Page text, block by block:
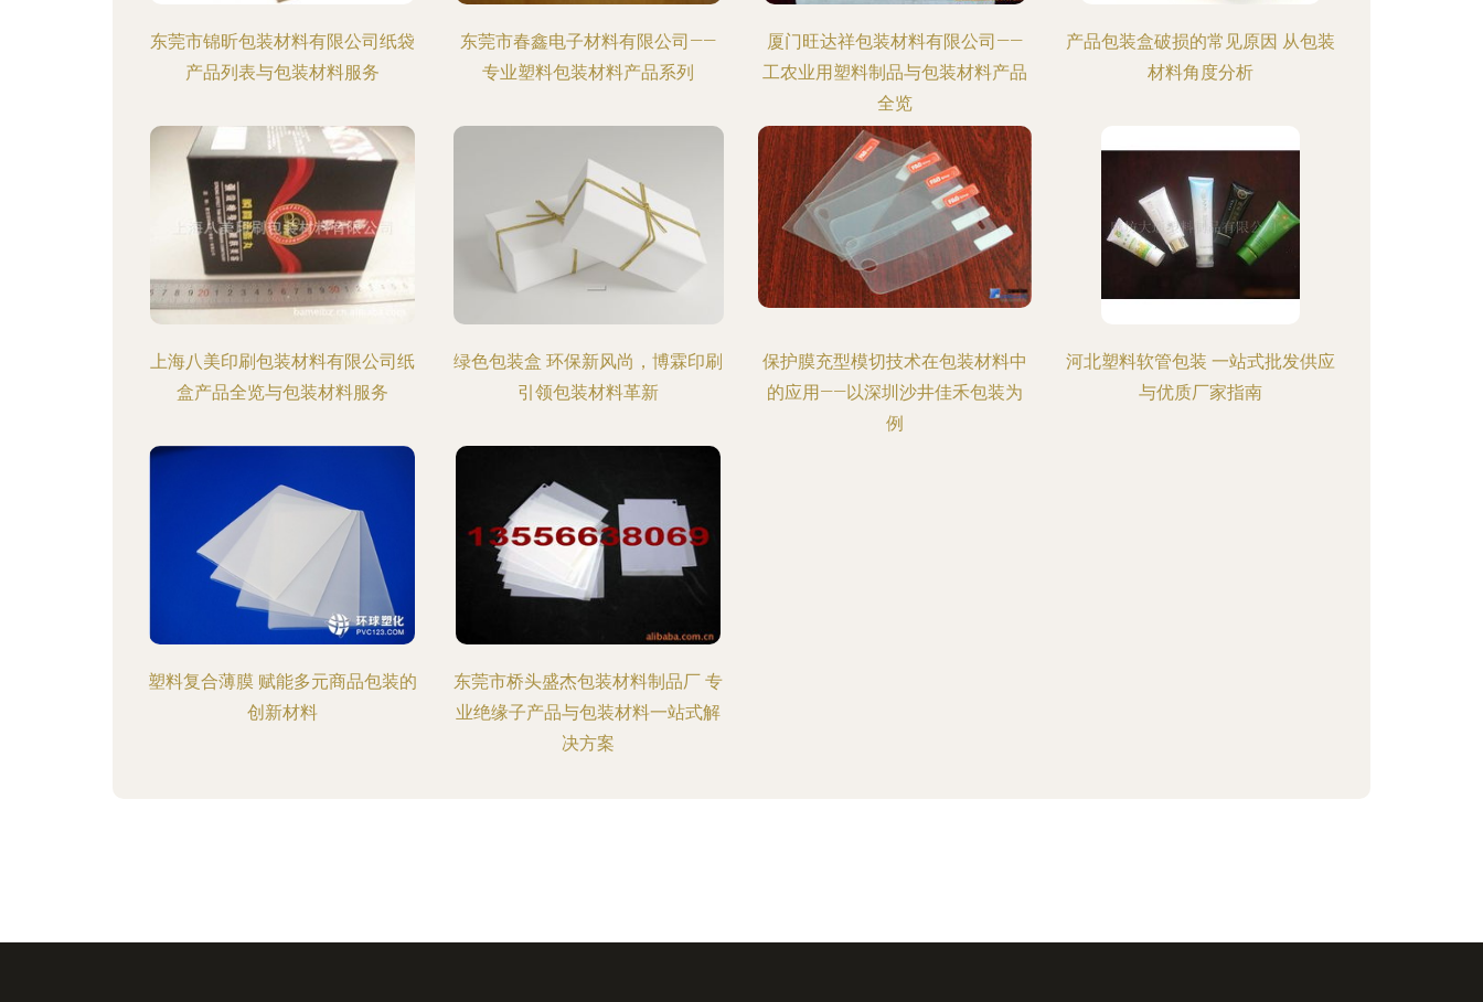
东莞市锦昕包装材料有限公司纸袋
产品列表与包装材料服务
东莞市春鑫电子材料有限公司——
专业塑料包装材料产品系列
厦门旺达祥包装材料有限公司——
工农业用塑料制品与包装材料产品
全览
产品包装盒破损的常见原因 从包装
材料角度分析
上海八美印刷包装材料有限公司纸
盒产品全览与包装材料服务
绿色包装盒 环保新风尚，博霖印刷
引领包装材料革新
保护膜充型模切技术在包装材料中
的应用——以深圳沙井佳禾包装为
例
河北塑料软管包装 一站式批发供应
与优质厂家指南
塑料复合薄膜 赋能多元商品包装的
创新材料
东莞市桥头盛杰包装材料制品厂 专
业绝缘子产品与包装材料一站式解
决方案